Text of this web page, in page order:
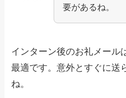
要があるね。
インターン後のお礼メール
最適です。意外とすぐに送
ね。